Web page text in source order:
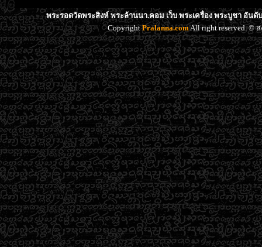
พระรอดวัดพระสิงห์ พระล้านนา.คอม เว็บ พระเครื่อง พระบูชา อัน
CopyrightPralanna.comAll right reserved. ©